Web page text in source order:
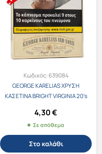
Κωδικός:639084
GEORGE KARELIAS ΧΡΥΣΗ
ΚΑΣΕΤΙΝΑ BRIGHT VIRGINIA 20’s
4,30€
Σε απόθεμα
Στο καλάθι